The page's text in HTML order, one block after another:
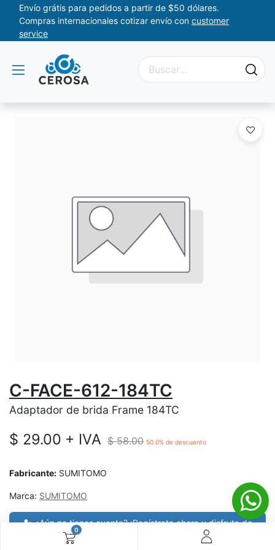
0
Envío grátis para pedidos a partir de $50 dólares.
Compras internacionales cotizar envío con customer
service
C-FACE-612-184TC
Adaptador de brida Frame 184TC
$ 29.00 + IVA $58.00 50.0% de descuento
Fabricante: SUMITOMO
Marca: SUMITOMO
¿Aún no tienes cuenta? ¡Regístrate ahora y disfruta de
precios especiales en tus compras! 🚀